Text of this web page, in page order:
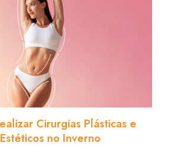
Cirurgias Plásticas e
no Inverno